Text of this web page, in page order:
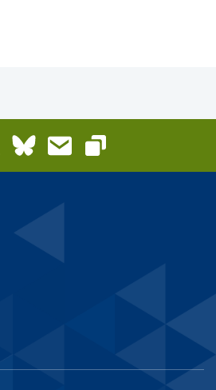
LinkedInBlueskyE-Mail
Link kopieren